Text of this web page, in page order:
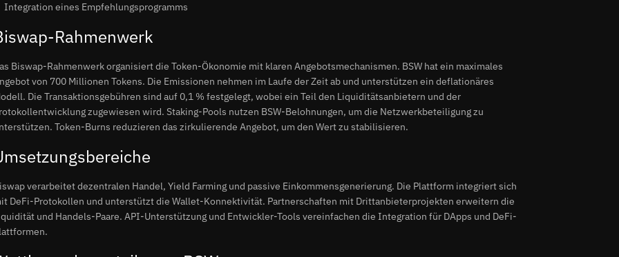
Integration eines Empfehlungsprogramms
Rahmenwerk
Biswap-Rahmenwerk organisiert die Token-Ökonomie mit klaren Angebotsmechanismen. BSW hat ein maximales
von 700 Millionen Tokens. Die Emissionen nehmen im Laufe der Zeit ab und unterstützen ein deflationäres
Die Transaktionsgebühren sind auf 0,1 % festgelegt, wobei ein Teil den Liquiditätsanbietern und der
zugewiesen wird. Staking-Pools nutzen BSW-Belohnungen, um die Netzwerkbeteiligung zu
Token-Burns reduzieren das zirkulierende Angebot, um den Wert zu stabilisieren.
verarbeitet dezentralen Handel, Yield Farming und passive Einkommensgenerierung. Die Plattform integriert sich
DeFi-Protokollen und unterstützt die Wallet-Konnektivität. Partnerschaften mit Drittanbieterprojekten erweitern die
und Handels-Paare. API-Unterstützung und Entwickler-Tools vereinfachen die Integration für DApps und DeFi-